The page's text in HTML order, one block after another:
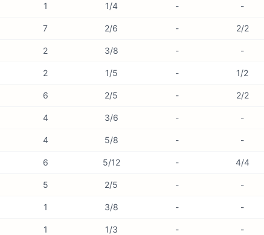
1 1/4 - -
7 2/6 - 2/2
2 3/8 - -
2 1/5 - 1/2
6 2/5 - 2/2
4 3/6 - -
4 5/8 - -
6 5/12 - 4/4
5 2/5 - -
1 3/8 - -
1 1/3 - -